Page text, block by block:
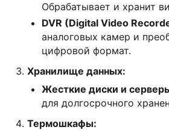
Обрабатывает и хранит
DVR (Digital Video
аналоговых камер и
цифровой формат.
Хранилище данных:
Жесткие диски и
для долгосрочного
Термошкафы: